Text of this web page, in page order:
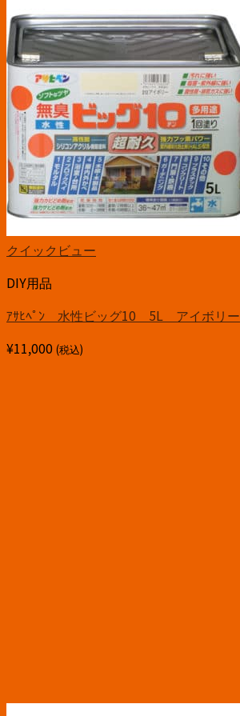
クイックビュー
DIY用品
ｱｻﾋﾍﾟﾝ 水性ビッグ10 5L アイボリー
¥11,000 (税込)